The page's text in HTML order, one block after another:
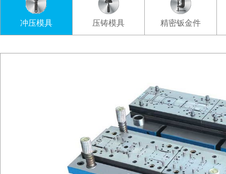
冲压模具 压铸模具 精密钣金件